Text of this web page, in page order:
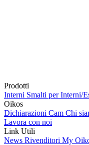
Prodotti
Interni Smalti per Interni/
Oikos
Dichiarazioni Cam Chi
Lavora con noi
Link Utili
News Rivenditori My